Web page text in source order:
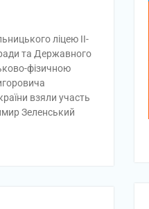
ліцею ІІ-
ради та Державного
фізичною
взяли участь
Зеленський